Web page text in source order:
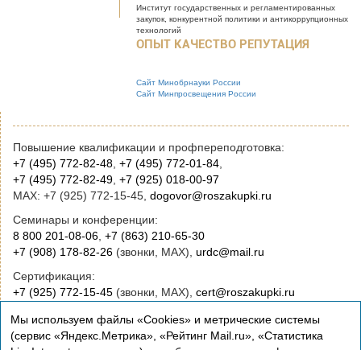
Институт государственных и регламентированных
закупок, конкурентной политики и антикоррупционных
технологий
ОПЫТ КАЧЕСТВО РЕПУТАЦИЯ
Сайт Минобрнауки России
Сайт Минпросвещения России
Повышение квалификации и профпереподготовка:
+7 (495) 772-82-48, +7 (495) 772-01-84,
+7 (495) 772-82-49, +7 (925) 018-00-97
MAX: +7 (925) 772-15-45, dogovor@roszakupki.ru
Семинары и конференции:
8 800 201-08-06, +7 (863) 210-65-30
+7 (908) 178-82-26 (звонки, MAX), urdc@mail.ru
Сертификация:
+7 (925) 772-15-45 (звонки, MAX), cert@roszakupki.ru
Приобретение книг:
+7 (495) 772-00-14,institut@roszakupki.ru
Мы используем файлы «Cookies» и метрические системы
(сервис «Яндекс.Метрика», «Рейтинг Mail.ru», «Статистика